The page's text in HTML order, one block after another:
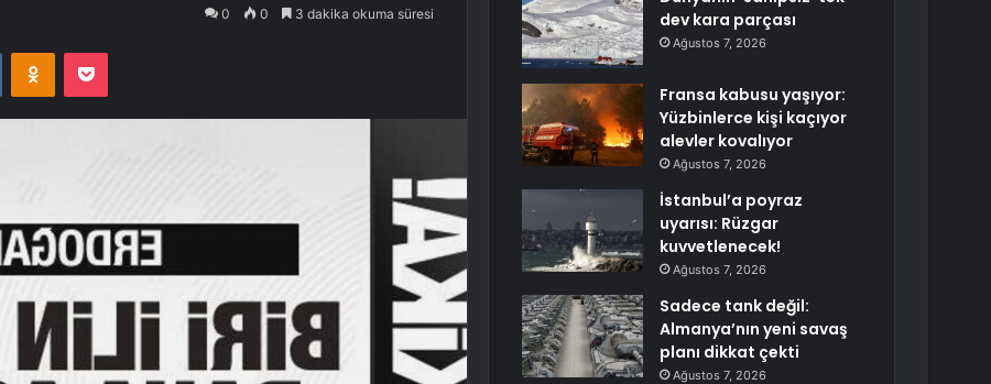
0 0 3 dakika okuma süresi
VKontakteOdnoklassniki
Pocket
dev kara parçası
Ağustos 7, 2026
Fransa kabusu yaşıyor:
Yüzbinlerce kişi kaçıyor
alevler kovalıyor
Ağustos 7, 2026
İstanbul’a poyraz
uyarısı: Rüzgar
kuvvetlenecek!
Ağustos 7, 2026
Sadece tank değil:
Almanya’nın yeni savaş
planı dikkat çekti
Ağustos 7, 2026